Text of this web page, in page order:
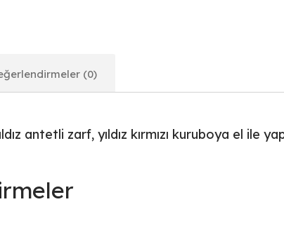
(0)
antetli zarf, yıldız kırmızı kuruboya el ile